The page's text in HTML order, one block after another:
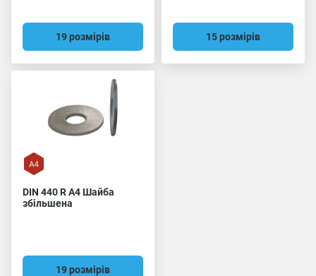
19 розмірів 15 розмірів
DIN 440 R A4 Шайба
збільшена
19 розмірів